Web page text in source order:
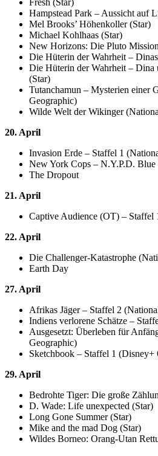
Fresh (Star)
Hampstead Park – Aussicht auf
Mel Brooks’ Höhenkoller (Star)
Michael Kohlhaas (Star)
New Horizons: Die Pluto
Die Hüterin der Wahrheit –
Die Hüterin der Wahrheit – Dina
(Star)
Tutanchamun – Mysterien einer
Geographic)
Wilde Welt der Wikinger
20. April
Invasion Erde – Staffel 1
New York Cops – N.Y.P.D. Blue
The Dropout
21. April
Captive Audience (OT) – Staffel
22. April
Die Challenger-Katastrophe
Earth Day
27. April
Afrikas Jäger – Staffel 2
Indiens verlorene Schätze –
Ausgesetzt: Überleben für
Geographic)
Sketchbook – Staffel 1 (Disney+
29. April
Bedrohte Tiger: Die große
D. Wade: Life unexpected (Star)
Long Gone Summer (Star)
Mike and the mad Dog (Star)
Wildes Borneo: Orang-Utan